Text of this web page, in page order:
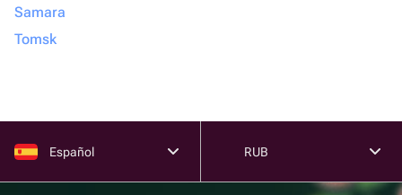
Samara
Tomsk
Español RUB